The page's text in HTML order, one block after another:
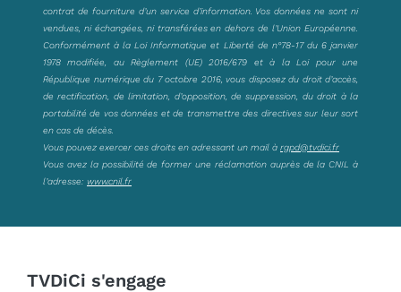
contrat de fourniture d’un service d’information. Vos données ne sont ni
vendues, ni échangées, ni transférées en dehors de l’Union Européenne.
Conformément à la Loi Informatique et Liberté de n°78-17 du 6 janvier
1978 modifiée, au Règlement (UE) 2016/679 et à la Loi pour une
République numérique du 7 octobre 2016, vous disposez du droit d’accès,
de rectification, de limitation, d’opposition, de suppression, du droit à la
portabilité de vos données et de transmettre des directives sur leur sort
en cas de décès.
Vous pouvez exercer ces droits en adressant un mail à rgpd@tvdici.fr
Vous avez la possibilité de former une réclamation auprès de la CNIL à
l’adresse: www.cnil.fr
TVDiCi s'engage